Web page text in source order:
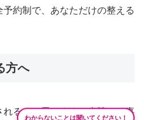
約制で、あなただけの整える
方へ
るかと思います。当院では事
わからないことは聞いてください！